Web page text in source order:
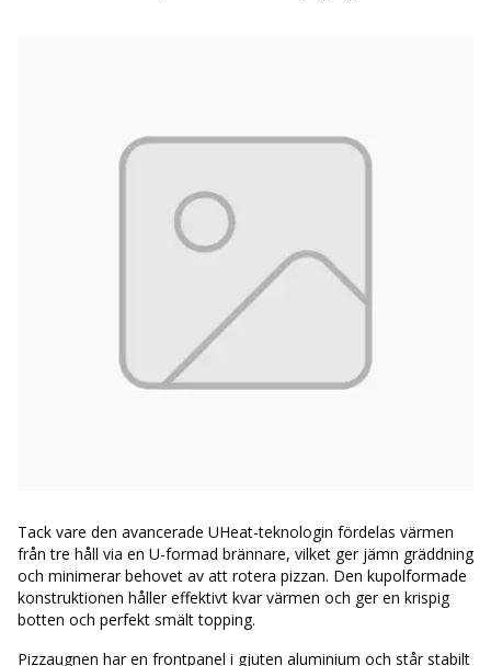
Tack vare den avancerade UHeat-teknologin fördelas värmen
från tre håll via en U-formad brännare, vilket ger jämn gräddning
och minimerar behovet av att rotera pizzan. Den kupolformade
konstruktionen håller effektivt kvar värmen och ger en krispig
botten och perfekt smält topping.
Pizzaugnen har en frontpanel i gjuten aluminium och står stabilt